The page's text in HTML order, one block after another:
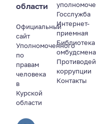
области
Официальный
сайт
Уполномоченного
по
правам
человека
в
Курской
области
Госслужба
Интернет-
приемная
Библиотека
омбудсмена
коррупции
Контакты